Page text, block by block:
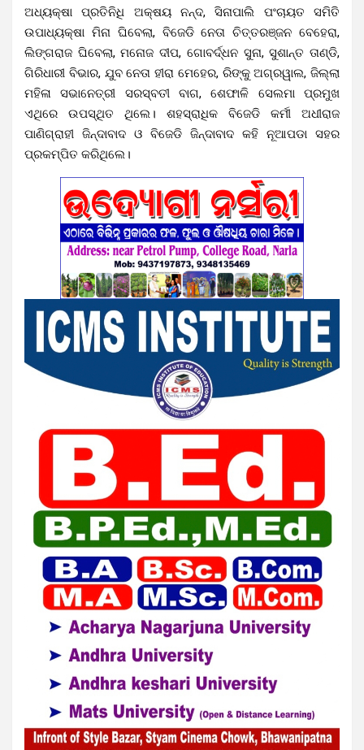
ଅଧ୍ୟକ୍ଷା ପ୍ରତିନିଧି ଅକ୍ଷୟ ନନ୍ଦ, ସିନାପାଲି ପଂଚାୟତ ସମିତି
ଉପାଧ୍ୟକ୍ଷା ମିନା ଘିବେଲା, ବିଜେଡି ନେତା ଚିତ୍ତରଞ୍ଜନ ବେହେରା,
ଲିଙ୍ଗରାଜ ଘିବେଲା, ମନୋଜ ଦୀପ, ଗୋବର୍ଦ୍ଧନ ସୁନା, ସୁଶାନ୍ତ ତାଣ୍ଡି,
ଗିରିଧାରୀ ବିଭାର, ଯୁବ ନେତା ହୀରା ମେହେର, ରିଙ୍କୁ ଅଗ୍ରୱାଲ, ଜିଲ୍ଲା
ମହିଳା ସଭାନେତ୍ରୀ ସରସ୍ବତୀ ବାଗ, ଶେଫାଳି ସେଲମା ପ୍ରମୁଖ
ଏଥିରେ ଉପସ୍ଥିତ ଥିଲେ। ଶହସ୍ରାଧିକ ବିଜେଡି କର୍ମୀ ଅଧୀରାଜ
ପାଣିଗ୍ରାହୀ ଜିନ୍ଦାବାଦ ଓ ବିଜେଡି ଜିନ୍ଦାବାଦ କହି ନୂଆପଡା ସହର
ପ୍ରକମ୍ପିତ କରିଥିଲେ।